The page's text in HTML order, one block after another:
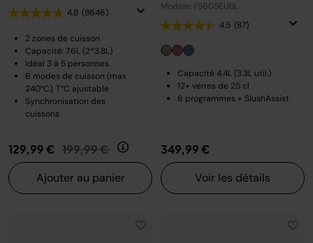
4.8 (8646)
2 zones de cuisson
Capacité: 7.6L (2*3.8L)
Idéal 3 à 5 personnes
6 modes de cuisson (max
240°C), T°C ajustable
Synchronisation des
cuissons
129,99 € Prix réduit de
199,99 € au
Ajouter au panier
Modèle: FS605EUBL
4.5 (87)
Capacité 4.4L (3.3L util.)
12+ verres de 25 cl
6 programmes + SlushAssist
349,99 €
Voir les détails